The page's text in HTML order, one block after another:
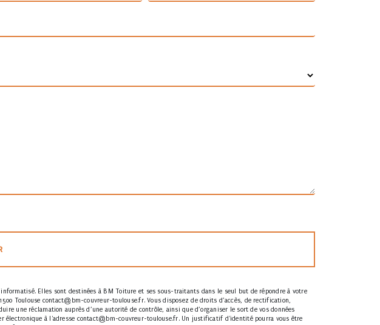
Elles sont destinées à BM Toiture et ses sous-traitants dans le seul but de répondre à votre
Toulouse contact@bm-couvreur-toulouse.fr. Vous disposez de droits d’accès, de rectification,
une réclamation auprès d’une autorité de contrôle, ainsi que d’organiser le sort de vos données
électronique à l'adresse contact@bm-couvreur-toulouse.fr. Un justificatif d'identité pourra vous être